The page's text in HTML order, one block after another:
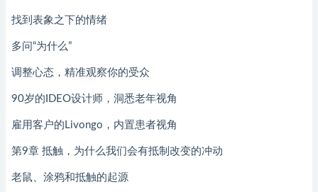
找到表象之下的情绪
多问“为什么”
调整心态，精准观察你的受众
90岁的IDEO设计师，洞悉老年视角
雇用客户的Livongo，内置患者视角
第9章 抵触，为什么我们会有抵制改变的冲动
老鼠、涂鸦和抵触的起源